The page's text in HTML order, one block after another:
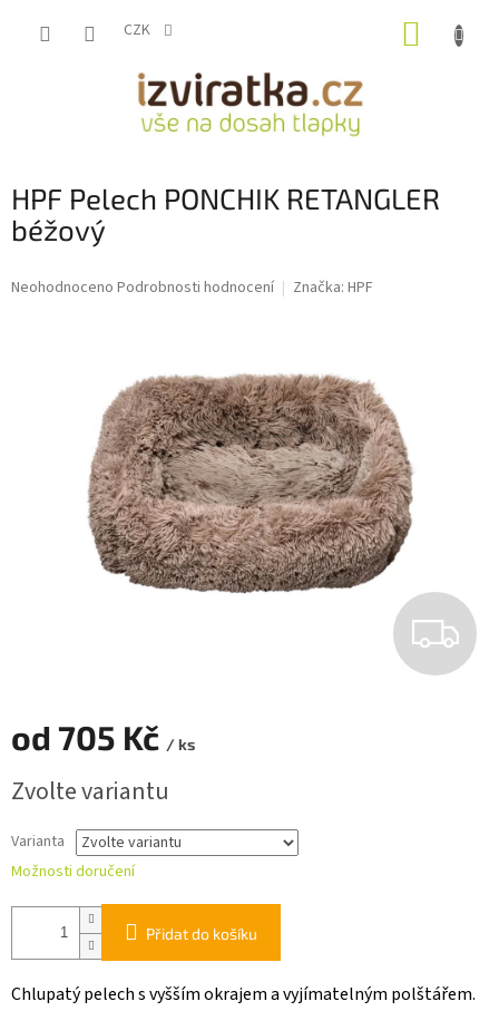
CZK
HPF Pelech PONCHIK RETANGLER
béžový
Průměrné
Neohodnoceno Podrobnosti hodnocení Značka: HPF
Z
D
od 705 Kč / ks
cena:
Zvolte variantu
Varianta
Možnosti doručení
Přidat do košíku
Chlupatý pelech s vyšším okrajem a vyjímatelným polštářem.